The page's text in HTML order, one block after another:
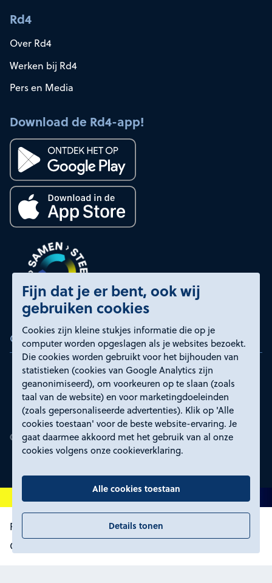
Fijn dat je er bent, ook wij
gebruiken cookies
Cookies zijn kleine stukjes informatie die op je
computer worden opgeslagen als je websites bezoekt.
Die cookies worden gebruikt voor het bijhouden van
statistieken (cookies van Google Analytics zijn
geanonimiseerd), om voorkeuren op te slaan (zoals
taal van de website) en voor marketingdoeleinden
(zoals gepersonaliseerde advertenties). Klik op 'Alle
cookies toestaan' voor de beste website-ervaring. Je
gaat daarmee akkoord met het gebruik van al onze
cookies volgens onze cookieverklaring.
Alle cookies toestaan
Details tonen
Rd4
Over Rd4
Werken bij Rd4
Pers en Media
Download de Rd4-app!
Certificeringen
Proclaimer en toegankelijkheid
Privacyverklaring
Certificeringen